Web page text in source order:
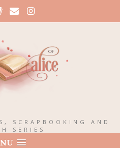
SCRAPBOOKING AND
SERIES